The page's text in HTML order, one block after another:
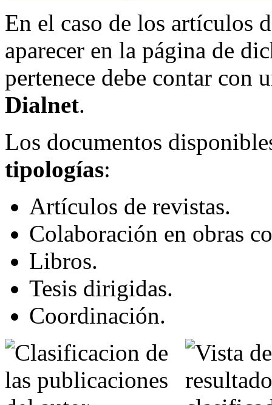
En el caso de los artículos
aparecer en la página de
pertenece debe contar con
Dialnet.
Los documentos
tipologías:
Artículos de revistas.
Colaboración en obras
Libros.
Tesis dirigidas.
Coordinación.